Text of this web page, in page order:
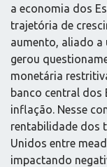
a economia dos
trajetória de
aumento, aliado a
gerou
monetária
banco central dos
inflação. Nesse
rentabilidade dos
Unidos entre
impactando